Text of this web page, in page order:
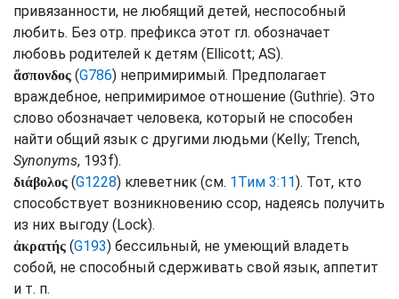
привязанности, не любящий детей, неспособный
любить. Без отр. префикса этот гл. обозначает
любовь родителей к детям (Ellicott; AS).
ἄσπονδος (G786) непримиримый. Предполагает
враждебное, непримиримое отношение (Guthrie). Это
слово обозначает человека, который не способен
найти общий язык с другими людьми (Kelly; Trench,
Synonyms, 193f).
διάβολος (G1228) клеветник (см. 1Тим 3:11). Тот, кто
способствует возникновению ссор, надеясь получить
из них выгоду (Lock).
ἀκρατής (G193) бессильный, не умеющий владеть
собой, не способный сдерживать свой язык, аппетит
и т. п.